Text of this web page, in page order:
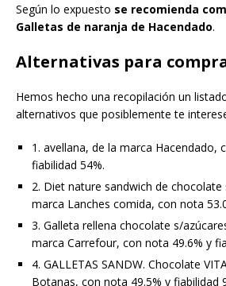
Según lo expuesto se recomienda
Galletas de naranja de Hacendado.
Alternativas para
Hemos hecho una recopilación un
alternativos que posiblemente te
1. avellana, de la marca Hacendado,
fiabilidad 54%.
2. Diet nature sandwich de chocolate
marca Lanches comida, con nota
3. Galleta rellena chocolate s/
marca Carrefour, con nota 49.6% y
4. GALLETAS SANDW. Chocolate
Botanas, con nota 49.5% y fiabilidad